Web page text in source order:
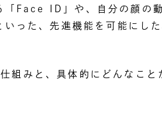
「Face ID」や、自分の顔の
った、先進機能を可能にし
みと、具体的にどんなこと